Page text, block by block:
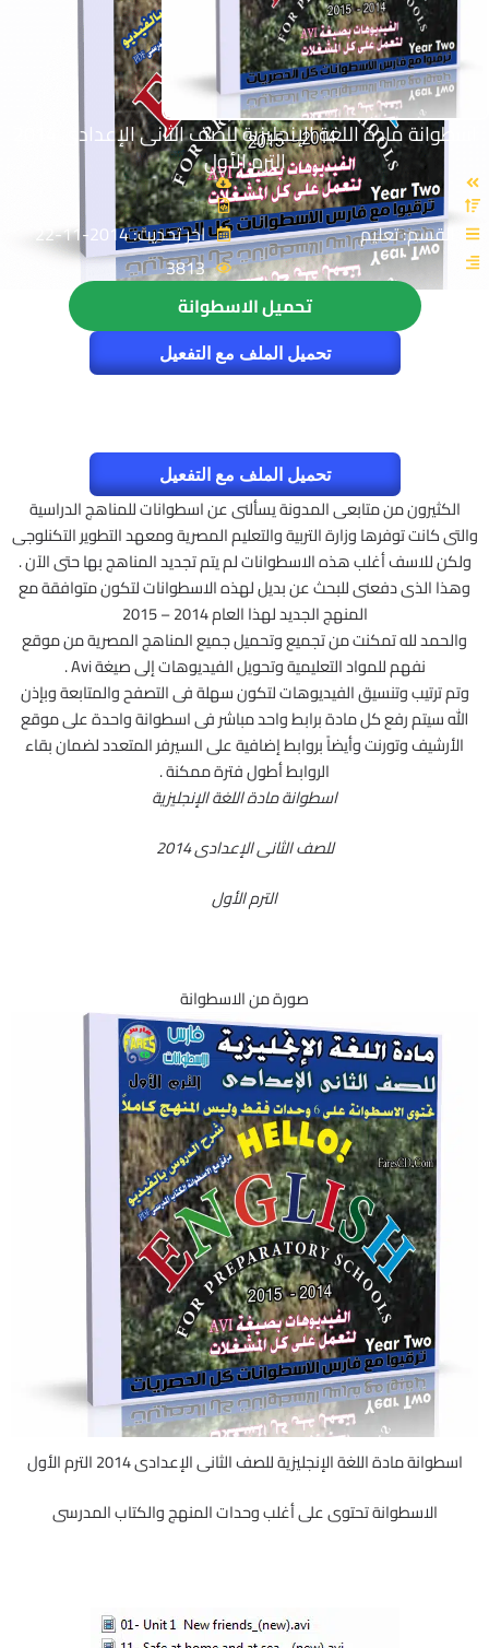
الترم الأول
القسم: تعليم
اخر تحديث: 2014-11-22
3813
تحميل الاسطوانة
تحميل الملف مع التفعيل
تحميل الملف مع التفعيل
الكثيرون من متابعى المدونة يسألنى عن اسطوانات للمناهج الدراسية
والتى كانت توفرها وزارة التربية والتعليم المصرية ومعهد التطوير التكنلوجى
ولكن للاسف أغلب هذه الاسطوانات لم يتم تجديد المناهج بها حتى الآن .
وهذا الذى دفعنى للبحث عن بديل لهذه الاسطوانات لتكون متوافقة مع
المنهج الجديد لهذا العام 2014 – 2015
والحمد لله تمكنت من تجميع وتحميل جميع المناهج المصرية من موقع
نفهم للمواد التعليمية وتحويل الفيديوهات إلى صيغة Avi .
وتم ترتيب وتنسيق الفيديوهات لتكون سهلة فى التصفح والمتابعة وبإذن
الله سيتم رفع كل مادة برابط واحد مباشر فى اسطوانة واحدة على موقع
الأرشيف وتورنت وأيضاً بروابط إضافية على السيرفر المتعدد لضمان بقاء
الروابط أطول فترة ممكنة .
اسطوانة مادة اللغة الإنجليزية
للصف الثانى الإعدادى 2014
الترم الأول
صورة من الاسطوانة
اسطوانة مادة اللغة الإنجليزية للصف الثانى الإعدادى 2014 الترم الأول
الاسطوانة تحتوى على أغلب وحدات المنهج والكتاب المدرسى